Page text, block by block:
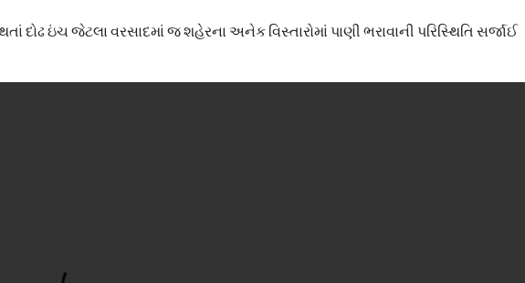
દોઢ ઇંચ જેટલા વરસાદમાં જ શહેરના અનેક વિસ્તારોમાં પાણી ભરાવાની પરિસ્થિતિ સર્જાઈ